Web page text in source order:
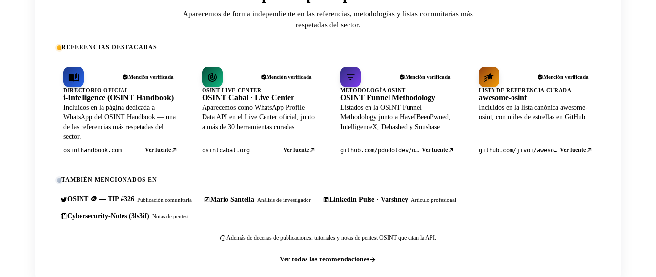
Aparecemos de forma independiente en las referencias, metodologías y listas comunitarias más
respetadas del sector.
REFERENCIAS DESTACADAS
Mención verificada
DIRECTORIO OFICIAL
i-Intelligence (OSINT Handbook)
Incluidos en la página dedicada a
WhatsApp del OSINT Handbook — una
de las referencias más respetadas del
sector.
osinthandbook.com Ver fuente
Mención verificada
OSINT LIVE CENTER
OSINT Cabal · Live Center
Aparecemos como WhatsApp Profile
Data API en el Live Center oficial, junto
a más de 30 herramientas curadas.
osintcabal.org Ver fuente
Mención verificada
METODOLOGÍA OSINT
OSINT Funnel Methodology
Listados en la OSINT Funnel
Methodology junto a HaveIBeenPwned,
IntelligenceX, Dehashed y Snusbase.
github.com/pdudotdev/ofm Ver fuente
Mención verificada
LISTA DE REFERENCIA CURADA
awesome-osint
Incluidos en la lista canónica awesome-
osint, con miles de estrellas en GitHub.
github.com/jivoi/awesome-osint Ver fuente
TAMBIÉN MENCIONADOS EN
OSINT 🪙 — TIP #326 Publicación comunitaria Mario Santella Análisis de investigador LinkedIn Pulse · Varshney Artículo profesional
Cybersecurity-Notes (3ls3if) Notas de pentest
Además de decenas de publicaciones, tutoriales y notas de pentest OSINT que citan la API.
Ver todas las recomendaciones